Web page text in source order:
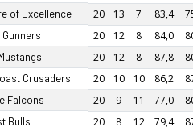
of Excellence 20 13 7 83,4
20 12 8 84,0
20 12 8 87,8
Crusaders 20 10 10 86,2
Falcons 20 9 11 77,0
Bulls 20 8 12 79,4